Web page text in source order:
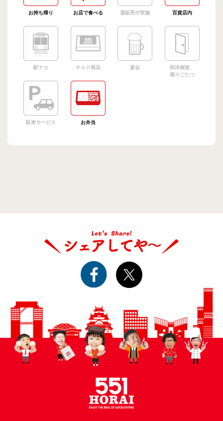
お持ち帰り お店で食べる 通販受付実施 百貨店内
駅ナカ チルド商品 宴会
和洋個室、
掘りごたつ
駐車サービス お弁当